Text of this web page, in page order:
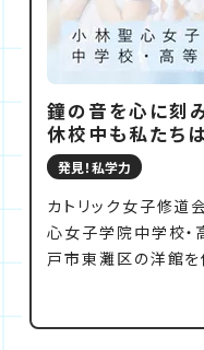
鐘の音を心に刻
休校中も私たち
発見！私学力
カトリック女子修道
心女子学院中学校・
戸市東灘区の洋館
地に移転。丘の上に
徒たちは、毎朝この